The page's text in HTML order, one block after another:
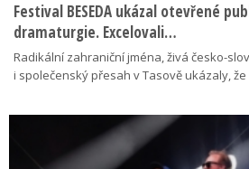
Festival BESEDA ukázal otevřené
dramaturgie. Excelovali…
Radikální zahraniční jména, živá česko-
i společenský přesah v Tasově ukázaly,